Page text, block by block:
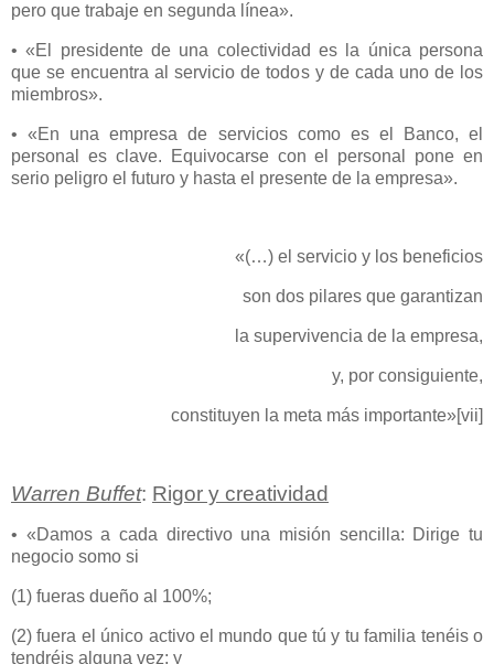
pero que trabaje en segunda línea».
• «El presidente de una colectividad es la única persona
que se encuentra al servicio de todos y de cada uno de los
miembros».
• «En una empresa de servicios como es el Banco, el
personal es clave. Equivocarse con el personal pone en
serio peligro el futuro y hasta el presente de la empresa».
«(…) el servicio y los beneficios
son dos pilares que garantizan
la supervivencia de la empresa,
y, por consiguiente,
constituyen la meta más importante»[vii]
Warren Buffet: Rigor y creatividad
• «Damos a cada directivo una misión sencilla: Dirige tu
negocio somo si
(1) fueras dueño al 100%;
(2) fuera el único activo el mundo que tú y tu familia tenéis o
tendréis alguna vez; y